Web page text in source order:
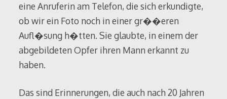
eine Anruferin am Telefon, die sich erkundigte,
ob wir ein Foto noch in einer gr��eren
Aufl�sung h�tten. Sie glaubte, in einem der
abgebildeten Opfer ihren Mann erkannt zu
haben.
Das sind Erinnerungen, die auch nach 20 Jahren